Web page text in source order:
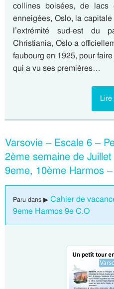
collines boisées, de lacs
enneigées, Oslo, la
l’extrémité sud-est du
Christiania, Oslo a
faubourg en 1925, pour
qui a vu ses premières…
Lire
Varsovie – Escale 6 –
2ème semaine de
9eme, 10ème Harmos
Paru dans ▶ Cahier de
9eme Harmos 9e C.O